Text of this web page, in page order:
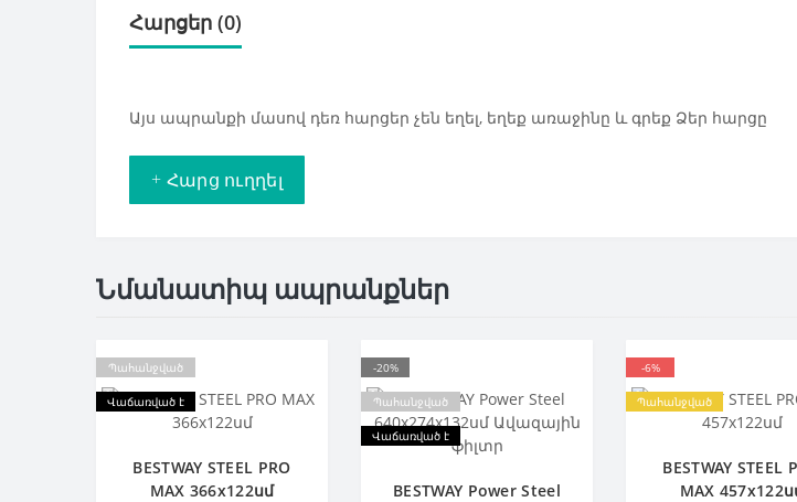
Հարցեր (0)
Այս ապրանքի մասով դեռ հարցեր չեն եղել, եղեք առաջինը և գրեք Ձեր հարցը
+ Հարց ուղղել
Նմանատիպ ապրանքներ
Պահանջված
Վաճառված է
BESTWAY STEEL PRO
MAX 366х122սմ
-20%
Պահանջված
Վաճառված է
BESTWAY Power Steel
-6%
Պահանջված
BESTWAY STEEL
MAX